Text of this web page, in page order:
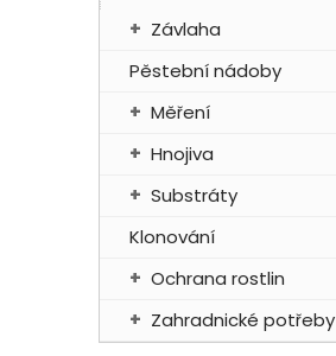
Závlaha
Pěstební nádoby
Měření
Hnojiva
Substráty
Klonování
Ochrana rostlin
Zahradnické potřeby